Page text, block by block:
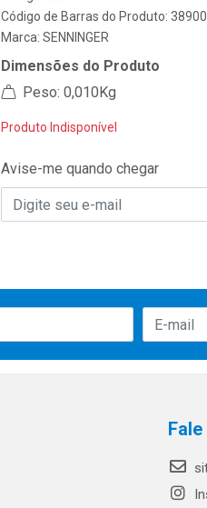
Código de Barras do Produto:
Marca: SENNINGER
Dimensões do Produto
Peso: 0,010Kg
Produto Indisponível
Avise-me quando chegar